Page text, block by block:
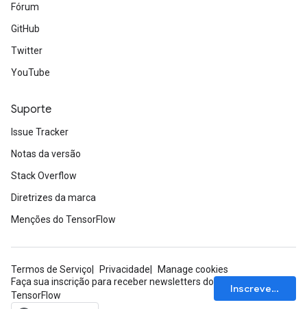
Fórum
GitHub
Twitter
YouTube
Suporte
Issue Tracker
Notas da versão
Stack Overflow
Diretrizes da marca
Menções do TensorFlow
Termos de Serviço Privacidade
Manage cookies
Faça sua inscrição para receber newsletters do
TensorFlow
Inscrever-se